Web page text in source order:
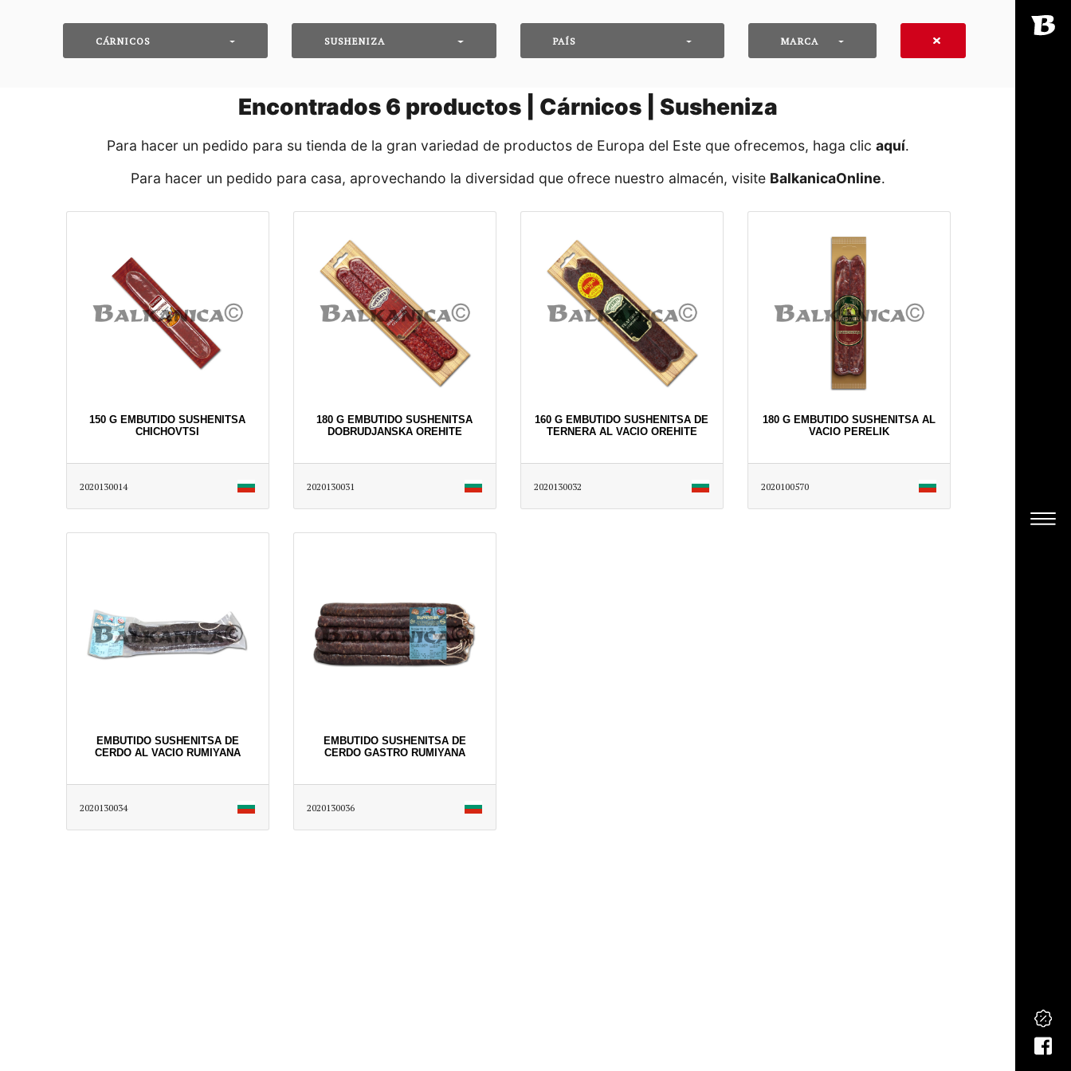
CÁRNICOS SUSHENIZA PAÍS MARCA
Encontrados 6 productos | Cárnicos | Susheniza
Para hacer un pedido para su tienda de la gran variedad de productos de Europa del Este que ofrecemos, haga clic aquí․
Para hacer un pedido para casa, aprovechando la diversidad que ofrece nuestro almacén, visite BalkanicaOnline․
150 G EMBUTIDO SUSHENITSA
CHICHOVTSI
2020130014
180 G EMBUTIDO SUSHENITSA
DOBRUDJANSKA OREHITE
2020130031
160 G EMBUTIDO SUSHENITSA DE
TERNERA AL VACIO OREHITE
2020130032
180 G EMBUTIDO SUSHENITSA AL
VACIO PERELIK
2020100570
EMBUTIDO SUSHENITSA DE
CERDO AL VACIO RUMIYANA
2020130034
EMBUTIDO SUSHENITSA DE
CERDO GASTRO RUMIYANA
2020130036